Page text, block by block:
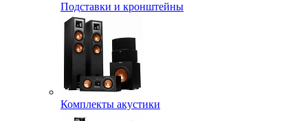
Подставки и кронштейны
Комплекты акустики